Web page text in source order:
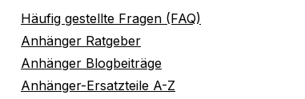
Häufig gestellte Fragen (FAQ)
Anhänger Ratgeber
Anhänger Blogbeiträge
Anhänger-Ersatzteile A-Z